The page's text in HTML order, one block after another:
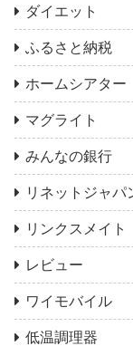
ダイエット
ふるさと納税
ホームシアター
マグライト
みんなの銀行
リネットジャパ
リンクスメイト
レビュー
ワイモバイル
低温調理器